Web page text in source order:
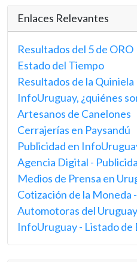
Enlaces Relevantes
Resultados del 5 de ORO
Estado del Tiempo
Resultados de la
InfoUruguay, ¿quiénes
Artesanos de Canelones
Cerrajerías en Paysandú
Publicidad en
Agencia Digital -
Medios de Prensa en
Cotización de la Moneda
Automotoras del Uruguay
InfoUruguay - Listado de